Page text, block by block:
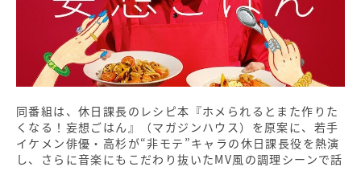
同番組は、休日課長のレシピ本『ホメられるとまた作りた
くなる！妄想ごはん』（マガジンハウス）を原案に、若手
イケメン俳優・高杉が“非モテ”キャラの休日課長役を熱演
し、さらに音楽にもこだわり抜いたMV風の調理シーンで話